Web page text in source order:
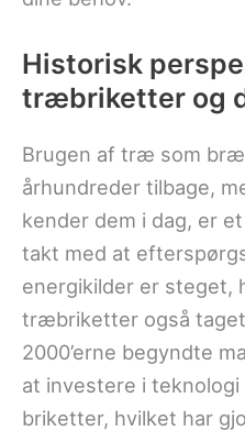
Historisk
træbriketter og
Brugen af træ som
århundreder tilbage,
kender dem i dag, er
takt med at
energikilder er steget,
træbriketter også
2000’erne begyndte
at investere i
briketter, hvilket har